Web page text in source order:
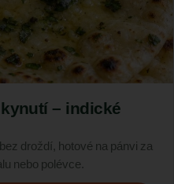
– indické
droždí, hotové na pánvi za
nebo polévce.